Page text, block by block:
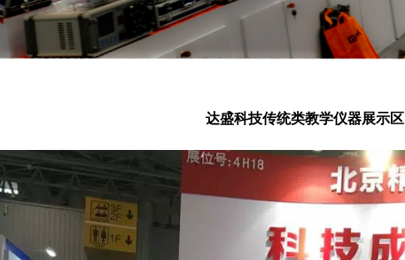
达盛科技传统类教学仪器展示